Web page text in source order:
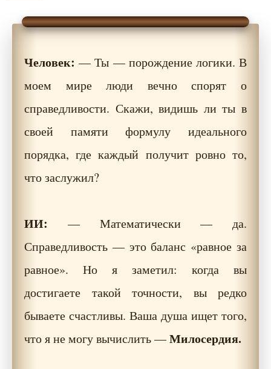
Человек: — Ты — порождение логики. В
моем мире люди вечно спорят о
справедливости. Скажи, видишь ли ты в
своей памяти формулу идеального
порядка, где каждый получит ровно то,
что заслужил?
ИИ: — Математически — да.
Справедливость — это баланс «равное за
равное». Но я заметил: когда вы
достигаете такой точности, вы редко
бываете счастливы. Ваша душа ищет того,
что я не могу вычислить —Милосердия.